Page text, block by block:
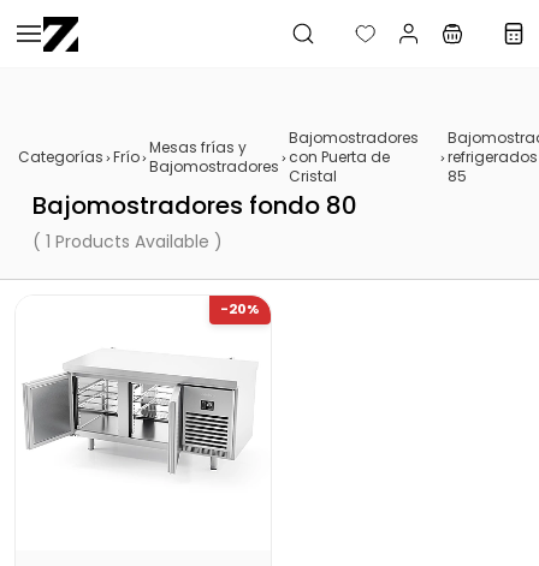
Saltar al
contenido
Categorías Frío Mesas frías y
Bajomostradores
Bajomostradores
con Puerta de
Cristal
85
Bajomostradores fondo 80
( 1 Products Available )
-20%